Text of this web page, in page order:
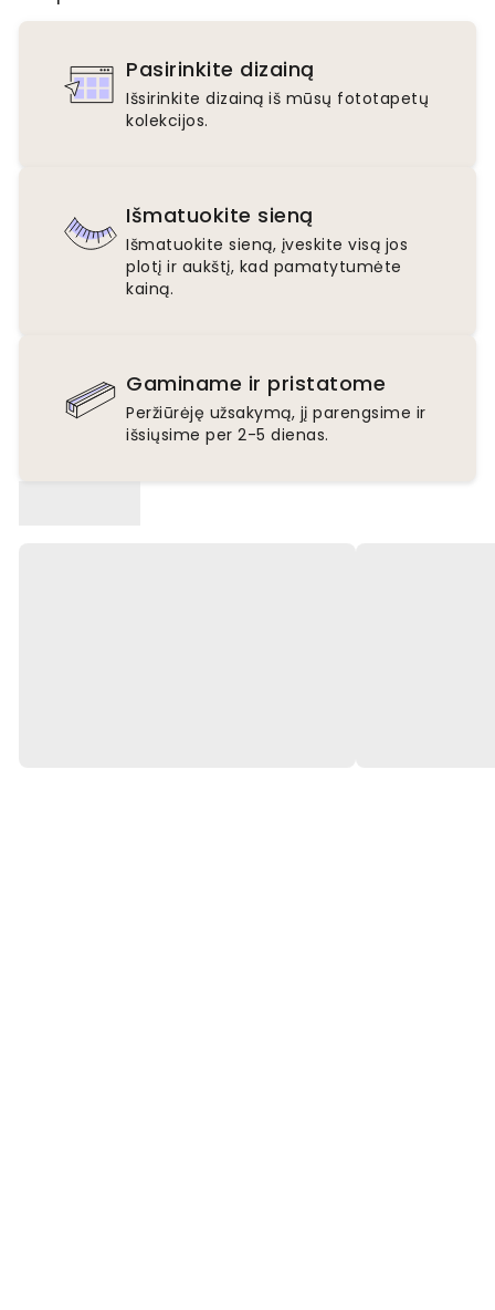
Pasirinkite dizainą
Išsirinkite dizainą iš mūsų fototapetų
kolekcijos.
Išmatuokite sieną
Išmatuokite sieną, įveskite visą jos
plotį ir aukštį, kad pamatytumėte
kainą.
Gaminame ir pristatome
Peržiūrėję užsakymą, jį parengsime ir
išsiųsime per 2-5 dienas.